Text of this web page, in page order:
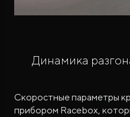
Динамика
Скоростные параметры
прибором Racebox,